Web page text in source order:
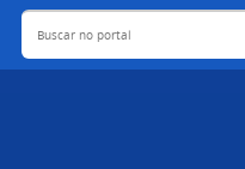
Buscar no portal